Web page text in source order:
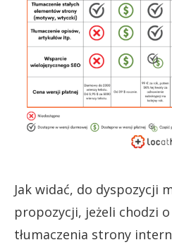
Jak widać, do dyspozycji
propozycji, jeżeli chodzi
tłumaczenia strony